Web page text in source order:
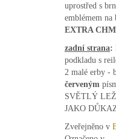
uprostřed s
emblémem na
EXTRA
zadní strana:
podkladu s
2 malé erby -
červeným
SVĚTLÝ
JAKO
Zveřejněno v